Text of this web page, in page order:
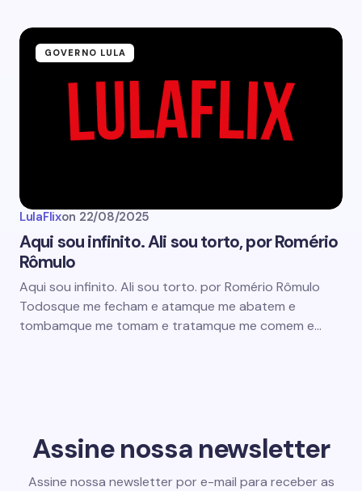
GOVERNO LULA
LulaFlixon 22/08/2025
Aqui sou infinito. Ali sou torto, por Romério
Rômulo
Aqui sou infinito. Ali sou torto. por Romério Rômulo
Todosque me fecham e atamque me abatem e
tombamque me tomam e tratamque me comem e…
Assine nossa newsletter
Assine nossa newsletter por e-mail para receber as